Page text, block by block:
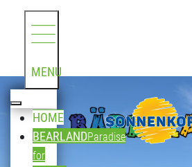
MENU
HOME
BEARLANDParadise
for